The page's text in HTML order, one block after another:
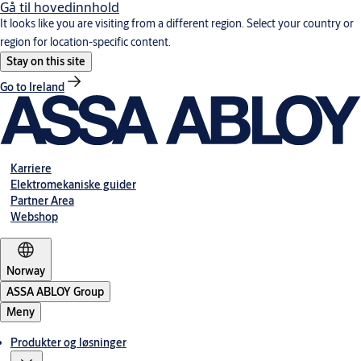
Gå til hovedinnhold
It looks like you are visiting from a different region. Select your country or
region for location-specific content.
Stay on this site
Go to Ireland
Karriere
Elektromekaniske guider
Partner Area
Webshop
Norway
ASSA ABLOY Group
Meny
Produkter og løsninger